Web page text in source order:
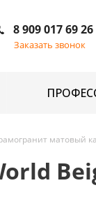
8 909 017 69 26
Заказать звонок
матовый